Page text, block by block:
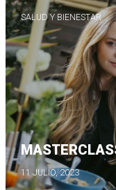
SALUD Y BIENESTAR
11 JULIO, 2023